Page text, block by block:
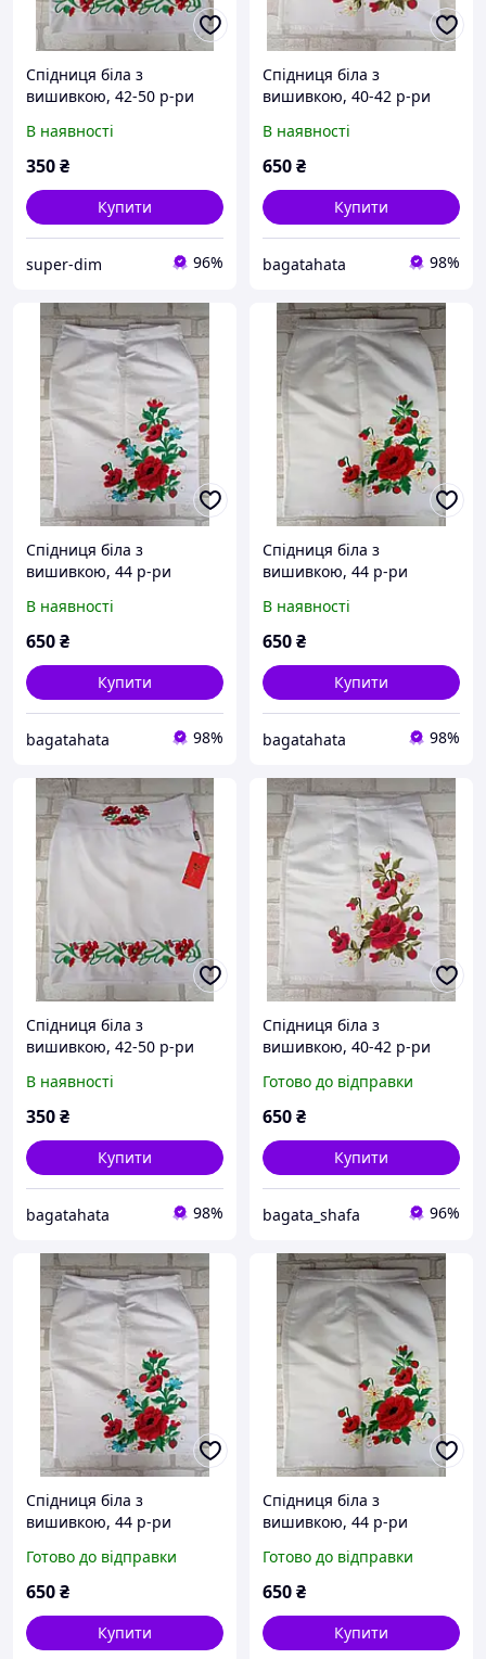
Спідниця біла з
вишивкою, 42-50 р-ри
В наявності
350₴
Купити
super-dim 96%
Спідниця біла з
вишивкою, 40-42 р-ри
В наявності
650₴
Купити
bagatahata 98%
Спідниця біла з
вишивкою, 44 р-ри
В наявності
650₴
Купити
bagatahata 98%
Спідниця біла з
вишивкою, 44 р-ри
В наявності
650₴
Купити
bagatahata 98%
Спідниця біла з
вишивкою, 42-50 р-ри
В наявності
350₴
Купити
bagatahata 98%
Спідниця біла з
вишивкою, 40-42 р-ри
Готово до відправки
650₴
Купити
bagata_shafa 96%
Спідниця біла з
вишивкою, 44 р-ри
Готово до відправки
650₴
Купити
Спідниця біла з
вишивкою, 44 р-ри
Готово до відправки
650₴
Купити